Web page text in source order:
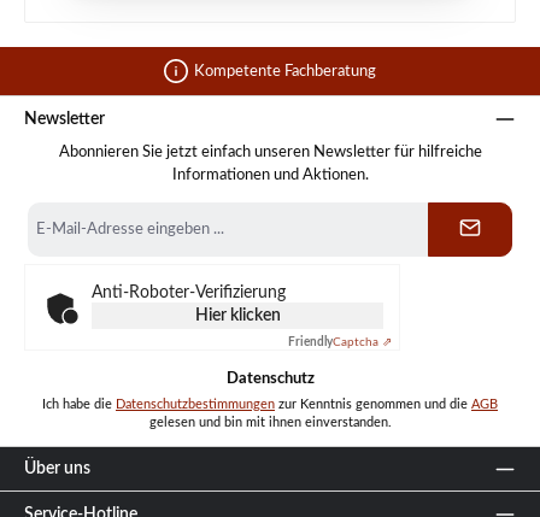
Kompetente Fachberatung
Newsletter
Abonnieren Sie jetzt einfach unseren Newsletter für hilfreiche
Informationen und Aktionen.
Mail-
Anti-Roboter-Verifizierung
Hier klicken
FriendlyCaptcha ⇗
Datenschutz
Ich habe die Datenschutzbestimmungen zur Kenntnis genommen und die AGB
gelesen und bin mit ihnen einverstanden.
Über uns